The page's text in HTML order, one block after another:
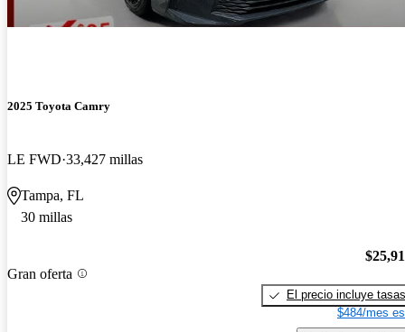
2025 Toyota Camry
LE FWD 33,427 millas
Tampa, FL
30 millas
Gran oferta
El precio incluye tasas
$484/mes